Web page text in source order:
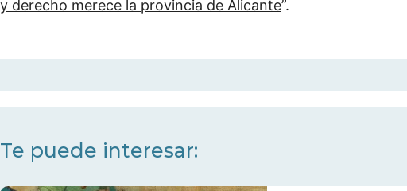
y derecho merece la provincia de Alicante”.
Te puede interesar: